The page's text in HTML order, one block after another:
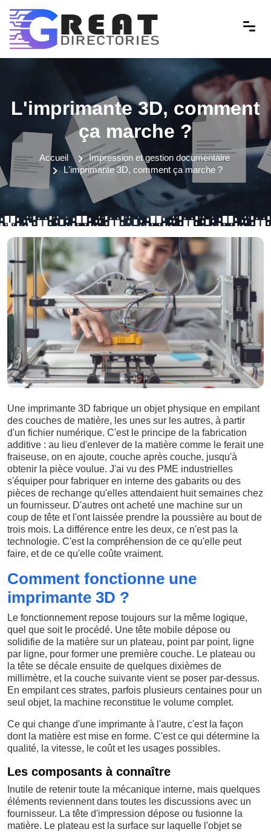
L'imprimante 3D, comment
ça marche ?
Accueil
Impression et gestion documentaire
L'imprimante 3D, comment ça marche ?
Une imprimante 3D fabrique un objet physique en empilant
des couches de matière, les unes sur les autres, à partir
d'un fichier numérique. C'est le principe de la fabrication
additive : au lieu d'enlever de la matière comme le ferait une
fraiseuse, on en ajoute, couche après couche, jusqu'à
obtenir la pièce voulue. J'ai vu des PME industrielles
s'équiper pour fabriquer en interne des gabarits ou des
pièces de rechange qu'elles attendaient huit semaines chez
un fournisseur. D'autres ont acheté une machine sur un
coup de tête et l'ont laissée prendre la poussière au bout de
trois mois. La différence entre les deux, ce n'est pas la
technologie. C'est la compréhension de ce qu'elle peut
faire, et de ce qu'elle coûte vraiment.
Comment fonctionne une
imprimante 3D ?
Le fonctionnement repose toujours sur la même logique,
quel que soit le procédé. Une tête mobile dépose ou
solidifie de la matière sur un plateau, point par point, ligne
par ligne, pour former une première couche. Le plateau ou
la tête se décale ensuite de quelques dixièmes de
millimètre, et la couche suivante vient se poser par-dessus.
En empilant ces strates, parfois plusieurs centaines pour un
seul objet, la machine reconstitue le volume complet.
Ce qui change d'une imprimante à l'autre, c'est la façon
dont la matière est mise en forme. C'est ce qui détermine la
qualité, la vitesse, le coût et les usages possibles.
Les composants à connaître
Inutile de retenir toute la mécanique interne, mais quelques
éléments reviennent dans toutes les discussions avec un
fournisseur. La tête d'impression dépose ou fusionne la
matière. Le plateau est la surface sur laquelle l'objet se